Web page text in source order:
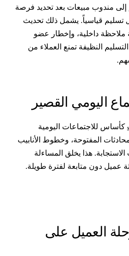
مبيعات بعد تحديد فرصة
قياسياً. يشمل ذلك تحديث
داخلية، وإخطار عضو
النظيفة تمنع العملاء من
اليومي القصير
للاجتماعات اليومية
المفتوحة، وخطوط الأنابيب
هذا يخلق المساءلة
دون متابعة لفترة طويلة.
على